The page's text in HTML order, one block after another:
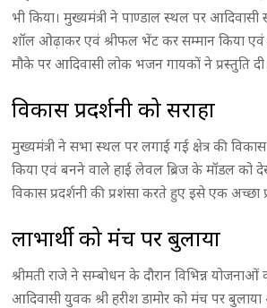
भी किया। मुख्यमंत्री ने पाण्डाल स्थल पर
शॉल ओढ़ाकर एवं श्रीफल भेंट कर सम्मान किया एवं
मौके पर आदिवासी लोक भजन गायकों ने प्रस्तुति दी।
विकास प्रदर्शनी को सराहा
मुख्यमंत्री ने सभा स्थल पर लगाई गई क्षेत्र की
किया एवं बनने वाले हाई लेवल ब्रिज के मॉडल को
विकास प्रदर्शनी की प्रशंसा करते हुए इसे एक अच्छा
लाभार्थी को मंच पर बुलाया
श्रीमती राजे ने सम्बोधन के दौरान विभिन्न
आदिवासी युवक श्री हरीश डामोर को मंच पर